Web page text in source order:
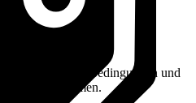
z. B. Rückgabebedingungen und
Verkäufernamen.